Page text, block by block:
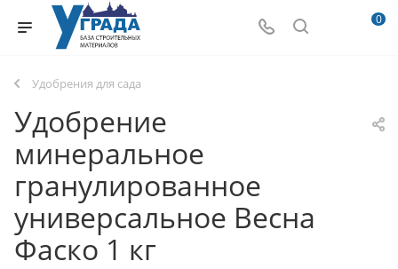
0
Удобрения для сада
Удобрение
минеральное
гранулированное
универсальное Весна
Фаско 1 кг